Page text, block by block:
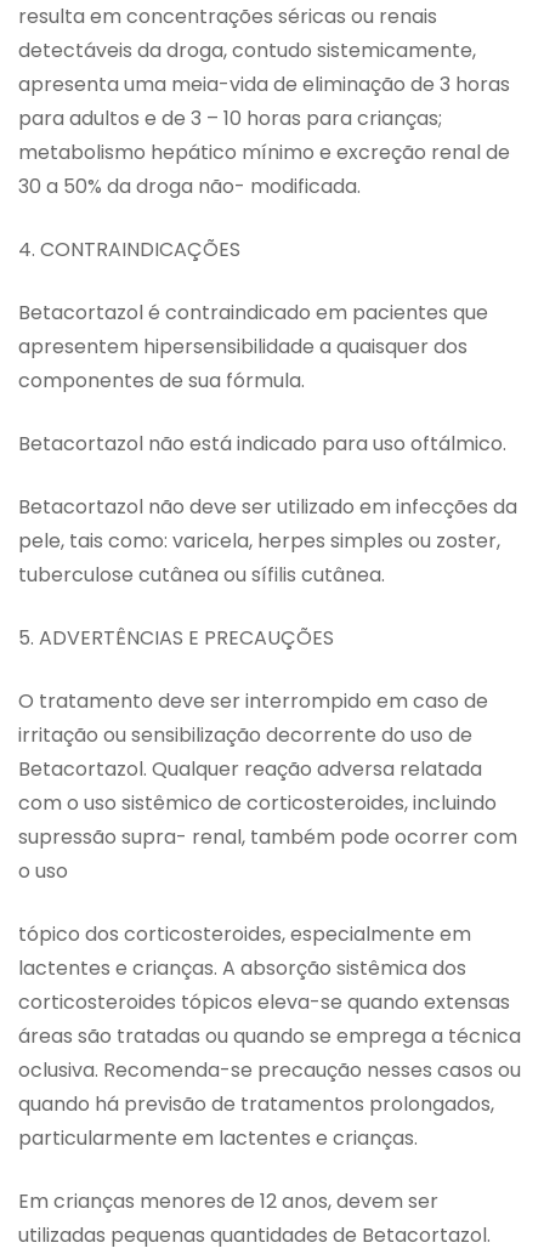
resulta em concentrações séricas ou renais
detectáveis da droga, contudo sistemicamente,
apresenta uma meia-vida de eliminação de 3 horas
para adultos e de 3 – 10 horas para crianças;
metabolismo hepático mínimo e excreção renal de
30 a 50% da droga não- modificada.
4. CONTRAINDICAÇÕES
Betacortazol é contraindicado em pacientes que
apresentem hipersensibilidade a quaisquer dos
componentes de sua fórmula.
Betacortazol não está indicado para uso oftálmico.
Betacortazol não deve ser utilizado em infecções da
pele, tais como: varicela, herpes simples ou zoster,
tuberculose cutânea ou sífilis cutânea.
5. ADVERTÊNCIAS E PRECAUÇÕES
O tratamento deve ser interrompido em caso de
irritação ou sensibilização decorrente do uso de
Betacortazol. Qualquer reação adversa relatada
com o uso sistêmico de corticosteroides, incluindo
supressão supra- renal, também pode ocorrer com
o uso
tópico dos corticosteroides, especialmente em
lactentes e crianças. A absorção sistêmica dos
corticosteroides tópicos eleva-se quando extensas
áreas são tratadas ou quando se emprega a técnica
oclusiva. Recomenda-se precaução nesses casos ou
quando há previsão de tratamentos prolongados,
particularmente em lactentes e crianças.
Em crianças menores de 12 anos, devem ser
utilizadas pequenas quantidades de Betacortazol.